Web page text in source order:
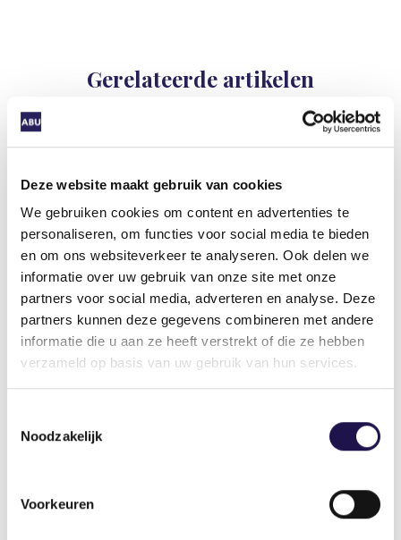
Deze website maakt gebruik van cookies
We gebruiken cookies om content en advertenties te
personaliseren, om functies voor social media te bieden
en om ons websiteverkeer te analyseren. Ook delen we
informatie over uw gebruik van onze site met onze
partners voor social media, adverteren en analyse. Deze
partners kunnen deze gegevens combineren met andere
informatie die u aan ze heeft verstrekt of die ze hebben
verzameld op basis van uw gebruik van hun services.
Noodzakelijk
Voorkeuren
Gerelateerde artikelen
Nieuws
Zwaarwerkregeling Bouw & Infra
voor uitzendkrachten verlengd tot en
met 2027
Uitzendkrachten die aan de voorwaarden
voldoen, kunnen maximaal 3 jaar vóór hun AOW-